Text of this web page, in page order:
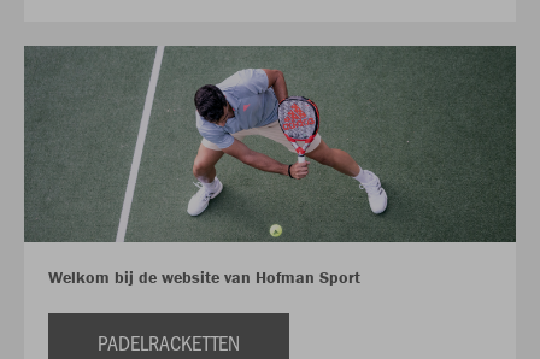
Welkom bij de website van Hofman Sport
PADELRACKETTEN